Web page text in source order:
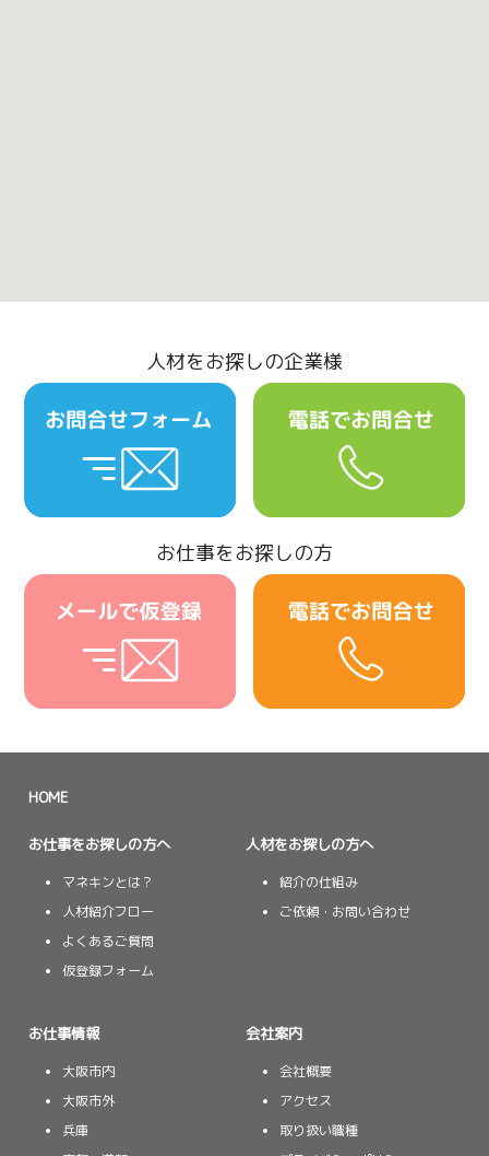
人材をお探しの企業様
お仕事をお探しの方
HOME
お仕事をお探しの方へ
マネキンとは？
人材紹介フロー
よくあるご質問
仮登録フォーム
人材をお探しの方へ
紹介の仕組み
ご依頼・お問い合わせ
お仕事情報
大阪市内
大阪市外
兵庫
会社案内
会社概要
アクセス
取り扱い職種